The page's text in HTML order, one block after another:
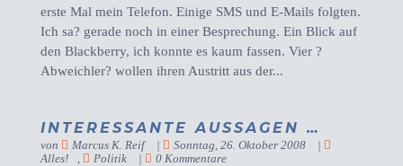
erste Mal mein Telefon. Einige SMS und E-Mails folgten.
Ich sa? gerade noch in einer Besprechung. Ein Blick auf
den Blackberry, ich konnte es kaum fassen. Vier ?
Abweichler? wollen ihren Austritt aus der...
INTERESSANTE AUSSAGEN …
von Marcus K. Reif | Sonntag, 26. Oktober 2008
|
Alles!
, Politik | 0 Kommentare